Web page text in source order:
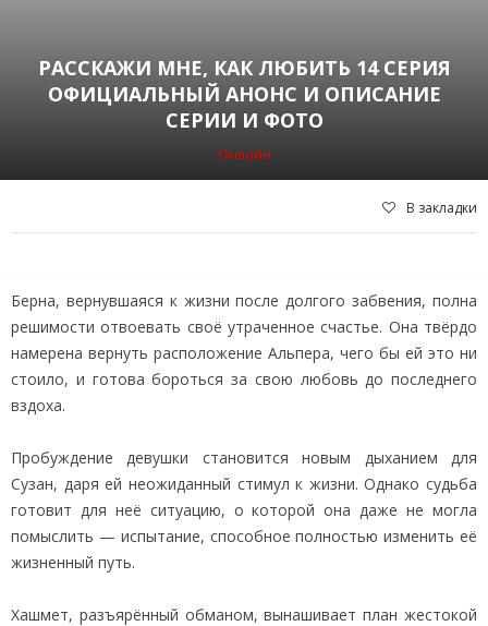
РАССКАЖИ МНЕ, КАК ЛЮБИТЬ 14 СЕРИЯ
ОФИЦИАЛЬНЫЙ АНОНС И ОПИСАНИЕ
СЕРИИ И ФОТО
Онлайн
В закладки
Берна, вернувшаяся к жизни после долгого забвения, полна
решимости отвоевать своё утраченное счастье. Она твёрдо
намерена вернуть расположение Альпера, чего бы ей это ни
стоило, и готова бороться за свою любовь до последнего
вздоха.
Пробуждение девушки становится новым дыханием для
Сузан, даря ей неожиданный стимул к жизни. Однако судьба
готовит для неё ситуацию, о которой она даже не могла
помыслить — испытание, способное полностью изменить её
жизненный путь.
Хашмет, разъярённый обманом, вынашивает план жестокой